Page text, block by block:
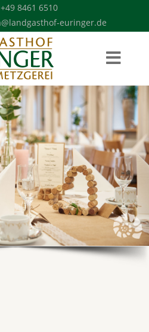
+49 8461 6510
euringer.de